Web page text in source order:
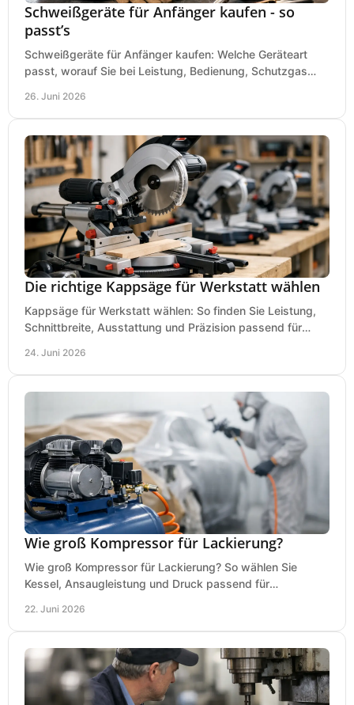
Schweißgeräte für Anfänger kaufen - so
passt’s
Schweißgeräte für Anfänger kaufen: Welche Geräteart
passt, worauf Sie bei Leistung, Bedienung, Schutzgas
26. Juni 2026
Die richtige Kappsäge für Werkstatt wählen
Kappsäge für Werkstatt wählen: So finden Sie Leistung,
Schnittbreite, Ausstattung und Präzision passend für
24. Juni 2026
Wie groß Kompressor für Lackierung?
Wie groß Kompressor für Lackierung? So wählen Sie
Kessel, Ansaugleistung und Druck passend für
22. Juni 2026